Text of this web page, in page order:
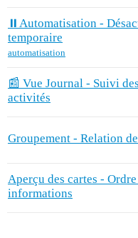
⏸️Automatisation -
temporaire
automatisation
📰 Vue Journal - Suivi des
activités
Groupement - Relation
Aperçu des cartes - Ordre
informations